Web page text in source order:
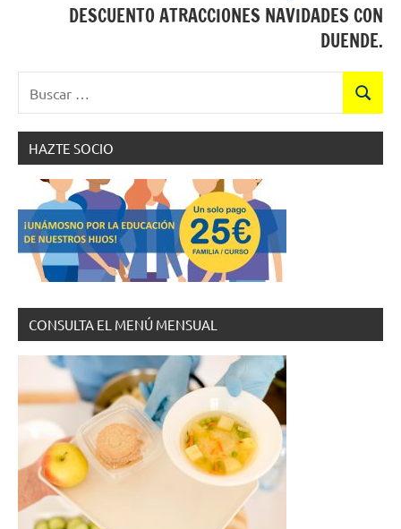
DESCUENTO ATRACCIONES NAVIDADES CON
DUENDE.
Buscar
HAZTE SOCIO
CONSULTA EL MENÚ MENSUAL